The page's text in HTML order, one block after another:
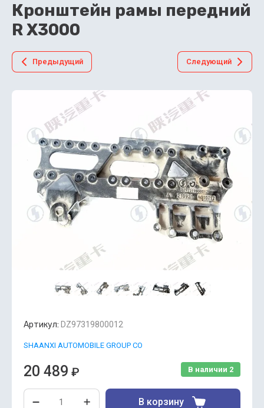
Кронштейн рамы передний
R X3000
Предыдущий Следующий
Артикул: DZ97319800012
SHAANXI AUTOMOBILE GROUP CO
В наличии 2
20 489 ₽
В корзину